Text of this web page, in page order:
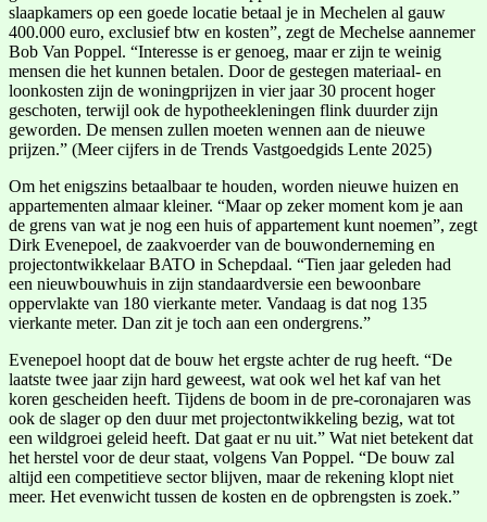
slaapkamers op een goede locatie betaal je in Mechelen al gauw
400.000 euro, exclusief btw en kosten”, zegt de Mechelse aannemer
Bob Van Poppel. “Interesse is er genoeg, maar er zijn te weinig
mensen die het kunnen betalen. Door de gestegen materiaal- en
loonkosten zijn de woningprijzen in vier jaar 30 procent hoger
geschoten, terwijl ook de hypotheekleningen flink duurder zijn
geworden. De mensen zullen moeten wennen aan de nieuwe
prijzen.” (Meer cijfers in de Trends Vastgoedgids Lente 2025)
Om het enigszins betaalbaar te houden, worden nieuwe huizen en
appartementen almaar kleiner. “Maar op zeker moment kom je aan
de grens van wat je nog een huis of appartement kunt noemen”, zegt
Dirk Evenepoel, de zaakvoerder van de bouwonderneming en
projectontwikkelaar BATO in Schepdaal. “Tien jaar geleden had
een nieuwbouwhuis in zijn standaardversie een bewoonbare
oppervlakte van 180 vierkante meter. Vandaag is dat nog 135
vierkante meter. Dan zit je toch aan een ondergrens.”
Evenepoel hoopt dat de bouw het ergste achter de rug heeft. “De
laatste twee jaar zijn hard geweest, wat ook wel het kaf van het
koren gescheiden heeft. Tijdens de boom in de pre-coronajaren was
ook de slager op den duur met projectontwikkeling bezig, wat tot
een wildgroei geleid heeft. Dat gaat er nu uit.” Wat niet betekent dat
het herstel voor de deur staat, volgens Van Poppel. “De bouw zal
altijd een competitieve sector blijven, maar de rekening klopt niet
meer. Het evenwicht tussen de kosten en de opbrengsten is zoek.”